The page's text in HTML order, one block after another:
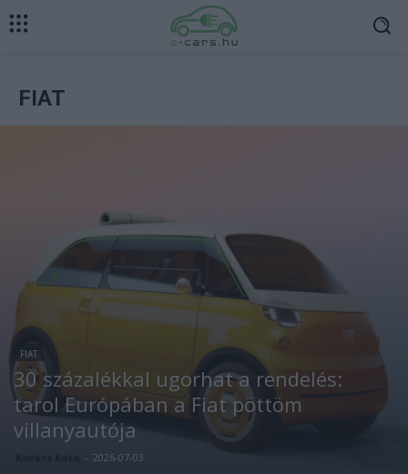
FIAT
FIAT
30 százalékkal ugorhat a rendelés:
tarol Európában a Fiat pöttöm
villanyautója
- 2026-07-03